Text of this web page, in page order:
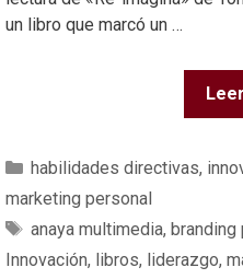
un libro que marcó un …
habilidades directivas,
marketing personal
anaya multimedia, branding
Innovación, libros, liderazgo,